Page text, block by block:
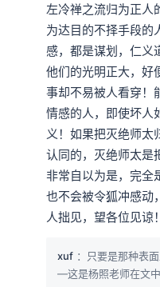
本集编辑：dy、天真
左冷禅之流归为正人
为达目的不择手段的
感，都是谋划，仁义
他们的光明正大，好
事却不易被人看穿！
情感的人，即使坏人
义！如果把灭绝师太
认同的，灭绝师太是
非常自以为是，完全
也不会被令狐冲感动
人拙见，望各位见谅！
xuf ：只要是那种表
—这是杨照老师在文中